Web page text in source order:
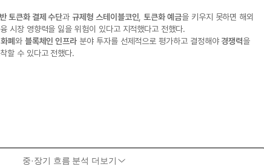
토큰화 결제 수단과규제형 스테이블코인 토큰화 예금을 키우지 못하면 해외
시장 영향력을 잃을 위험이 있다고 지적했다고 전했다.
폐 와 블록체인 인프라 분야 투자를 선제적으로 평가하고 결정해야 경쟁력을
할 수 있다고 전했다.
중·장기 흐름 분석 더보기